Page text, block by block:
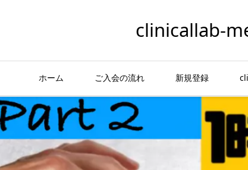
clinicallab-
ホーム ご入会の流れ 新規登録